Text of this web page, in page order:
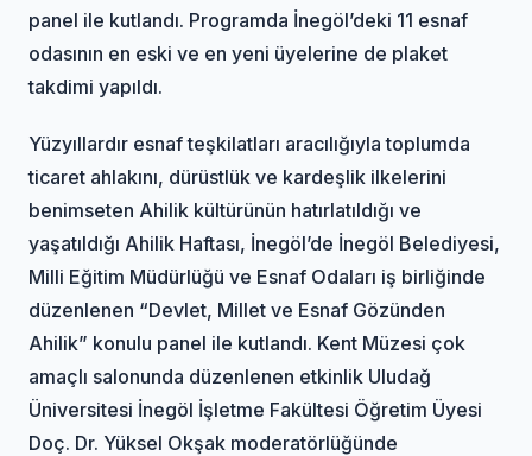
panel ile kutlandı. Programda İnegöl’deki 11 esnaf
odasının en eski ve en yeni üyelerine de plaket
takdimi yapıldı.
Yüzyıllardır esnaf teşkilatları aracılığıyla toplumda
ticaret ahlakını, dürüstlük ve kardeşlik ilkelerini
benimseten Ahilik kültürünün hatırlatıldığı ve
yaşatıldığı Ahilik Haftası, İnegöl’de İnegöl Belediyesi,
Milli Eğitim Müdürlüğü ve Esnaf Odaları iş birliğinde
düzenlenen “Devlet, Millet ve Esnaf Gözünden
Ahilik” konulu panel ile kutlandı. Kent Müzesi çok
amaçlı salonunda düzenlenen etkinlik Uludağ
Üniversitesi İnegöl İşletme Fakültesi Öğretim Üyesi
Doç. Dr. Yüksel Okşak moderatörlüğünde